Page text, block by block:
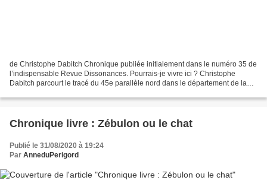
de Christophe Dabitch Chronique publiée initialement dans le numéro 35 de
l’indispensable Revue Dissonances. Pourrais-je vivre ici ? Christophe
Dabitch parcourt le tracé du 45e parallèle nord dans le département de la
Chronique livre : Zébulon ou le chat
Publié le 31/08/2020 à 19:24
Par AnneduPerigord